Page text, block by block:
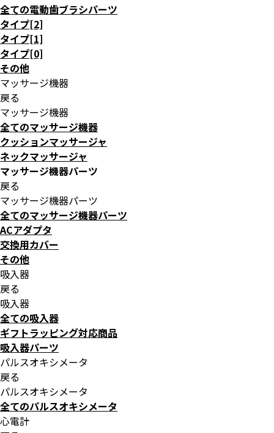
全ての電動歯ブラシパーツ
タイプ[2]
タイプ[1]
タイプ[0]
その他
マッサージ機器
戻る
マッサージ機器
全てのマッサージ機器
クッションマッサージャ
ネックマッサージャ
マッサージ機器パーツ
戻る
マッサージ機器パーツ
全てのマッサージ機器パーツ
ACアダプタ
交換用カバー
その他
吸入器
戻る
吸入器
全ての吸入器
ギフトラッピング対応商品
吸入器パーツ
パルスオキシメータ
戻る
パルスオキシメータ
全てのパルスオキシメータ
心電計